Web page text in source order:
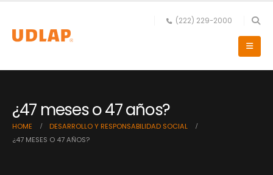
(222) 229-2000
¿47 meses o 47 años?
HOME
DESARROLLO Y RESPONSABILIDAD SOCIAL
¿47 MESES O 47 AÑOS?